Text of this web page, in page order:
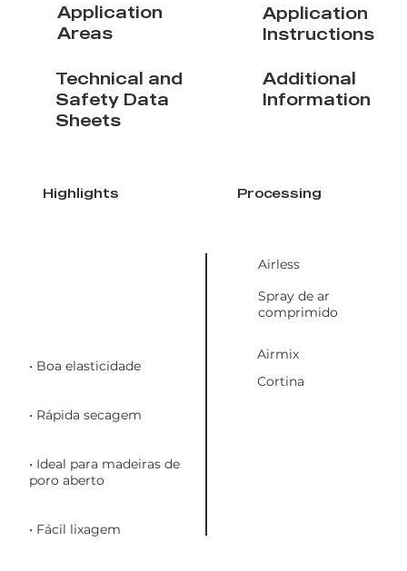
Application
Areas
Technical and
Safety Data
Sheets
Application
Instructions
Additional
Information
• Boa elasticidade
• Rápida secagem
• Ideal para madeiras de
poro aberto
• Fácil lixagem
Highlights
Airless
Spray de ar
comprimido
Airmix
Cortina
Processing